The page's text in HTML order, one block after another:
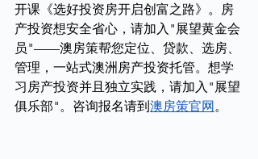
开课《选好投资房开启创富之路》。房
产投资想安全省心，请加入"展望黄金会
员"——澳房策帮您定位、贷款、选房、
管理，一站式澳洲房产投资托管。想学
习房产投资并且独立实践，请加入"展望
俱乐部"。咨询报名请到澳房策官网。